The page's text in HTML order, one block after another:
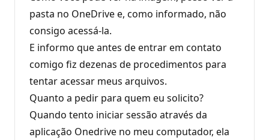
pasta no OneDrive e, como informado, não
consigo acessá-la.
E informo que antes de entrar em contato
comigo fiz dezenas de procedimentos para
tentar acessar meus arquivos.
Quanto a pedir para quem eu solicito?
Quando tento iniciar sessão através da
aplicação Onedrive no meu computador, ela